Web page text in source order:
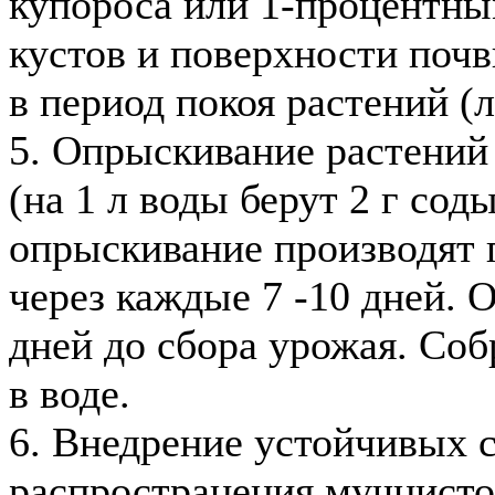
кустов и поверхности
в период покоя растений
5. Опрыскивание
(на 1 л воды берут 2 г
опрыскивание
через каждые 7 -10 дней.
дней до сбора урожая.
в воде.
6. Внедрение устойчивых